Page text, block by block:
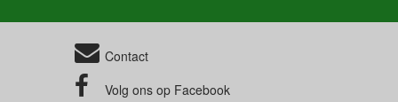
Contact
Volg ons op Facebook